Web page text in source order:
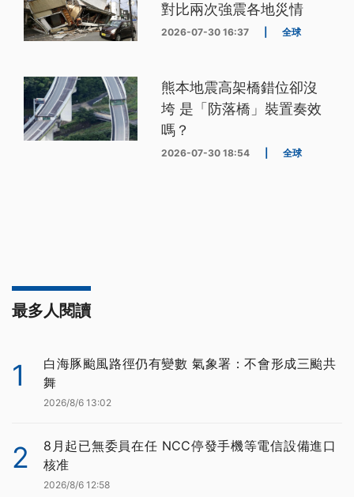
對比兩次強震各地災情
2026-07-30 16:37 全球
熊本地震高架橋錯位卻沒
垮 是「防落橋」裝置奏效
嗎？
2026-07-30 18:54 全球
最多人閱讀
1
白海豚颱風路徑仍有變數 氣象署：不會形成三颱共
舞
2026/8/6 13:02
2
8月起已無委員在任 NCC停發手機等電信設備進口
核准
2026/8/6 12:58